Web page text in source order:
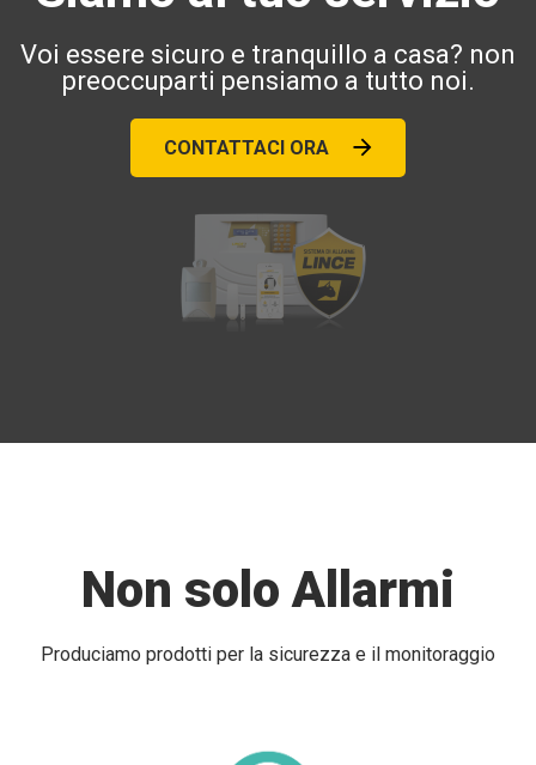
Voi essere sicuro e tranquillo a casa? non
preoccuparti pensiamo a tutto noi.
CONTATTACI ORA
Non solo Allarmi
Produciamo prodotti per la sicurezza e il monitoraggio